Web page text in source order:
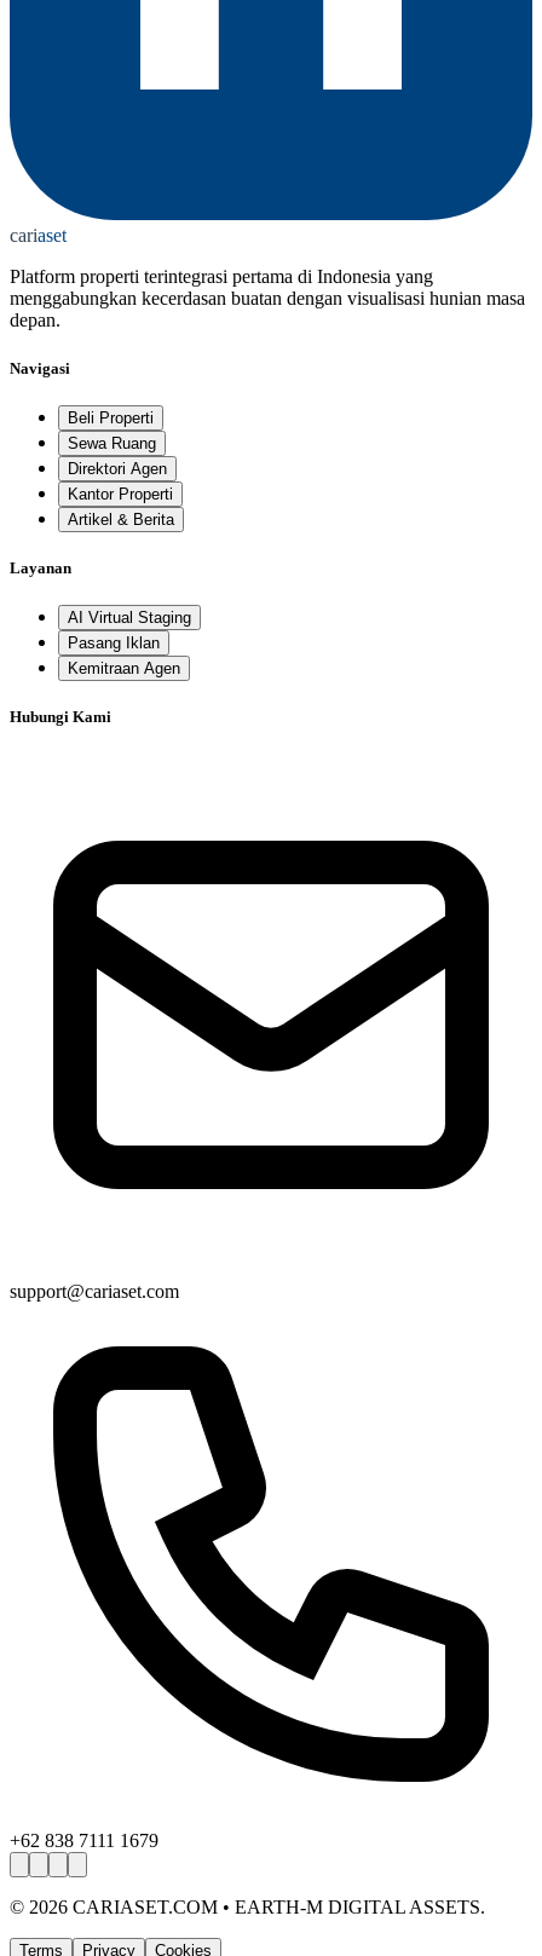
cariaset
Platform properti terintegrasi pertama di Indonesia yang
menggabungkan kecerdasan buatan dengan visualisasi hunian masa
depan.
Navigasi
Beli Properti
Sewa Ruang
Direktori Agen
Kantor Properti
Artikel & Berita
Layanan
AI Virtual Staging
Pasang Iklan
Kemitraan Agen
Hubungi Kami
support@cariaset.com
+62 838 7111 1679
© 2026 CARIASET.COM • EARTH-M DIGITAL ASSETS.
Terms Privacy Cookies